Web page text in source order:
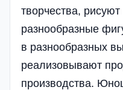
творчества,
разнообразные
в разнообразных
реализовывают
производства.